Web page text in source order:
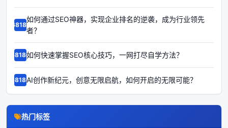
68187
如何通过SEO神器，实现企业排名的逆袭，成为行业领先
者？
68186如何快速掌握SEO核心技巧，一网打尽自学方法？
68185AI创作新纪元，创意无限启航，如何开启的无限可能？
热门标签